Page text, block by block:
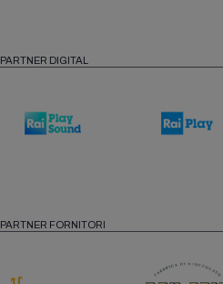
PARTNER DIGITAL
PARTNER FORNITORI